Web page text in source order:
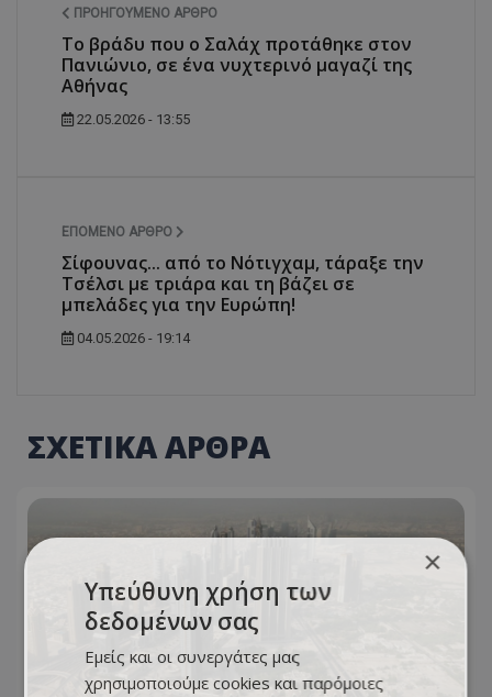
ΠΡΟΗΓΟΎΜΕΝΟ ΆΡΘΡΟ
Το βράδυ που ο Σαλάχ προτάθηκε στον
Πανιώνιο, σε ένα νυχτερινό μαγαζί της
Αθήνας
22.05.2026 - 13:55
ΕΠΌΜΕΝΟ ΆΡΘΡΟ
Σίφουνας... από το Νότιγχαμ, τάραξε την
Τσέλσι με τριάρα και τη βάζει σε
μπελάδες για την Ευρώπη!
04.05.2026 - 19:14
ΣΧΕΤΙΚΑ ΑΡΘΡΑ
×
Υπεύθυνη χρήση των
δεδομένων σας
Εμείς και οι συνεργάτες μας
χρησιμοποιούμε cookies και παρόμοιες